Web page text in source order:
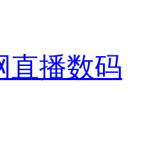
直播数码